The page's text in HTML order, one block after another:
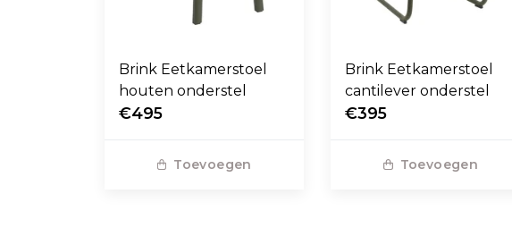
Brink Eetkamerstoel
houten onderstel
€495
Toevoegen
Brink Eetkamerstoel
cantilever onderstel
€395
Toevoegen